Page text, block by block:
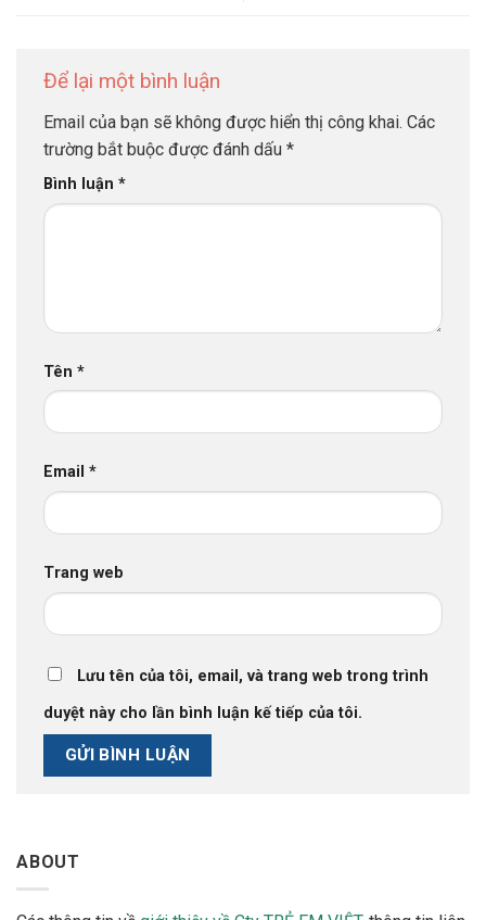
ABOUT
Để lại một bình luận
Email của bạn sẽ không được hiển thị công khai. Các
trường bắt buộc được đánh dấu *
Bình luận *
Tên *
Email *
Trang web
Lưu tên của tôi, email, và trang web trong trình
duyệt này cho lần bình luận kế tiếp của tôi.